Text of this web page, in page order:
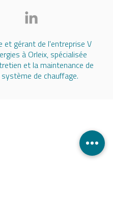
et gérant de l'entreprise V
à Orleix, spécialisée
et la maintenance de
de chauffage.